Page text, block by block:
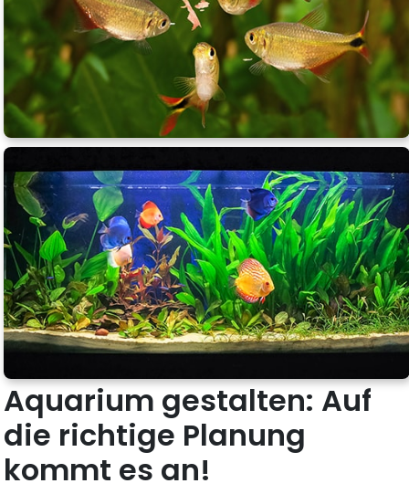
Aquarium gestalten: Auf
die richtige Planung
kommt es an!